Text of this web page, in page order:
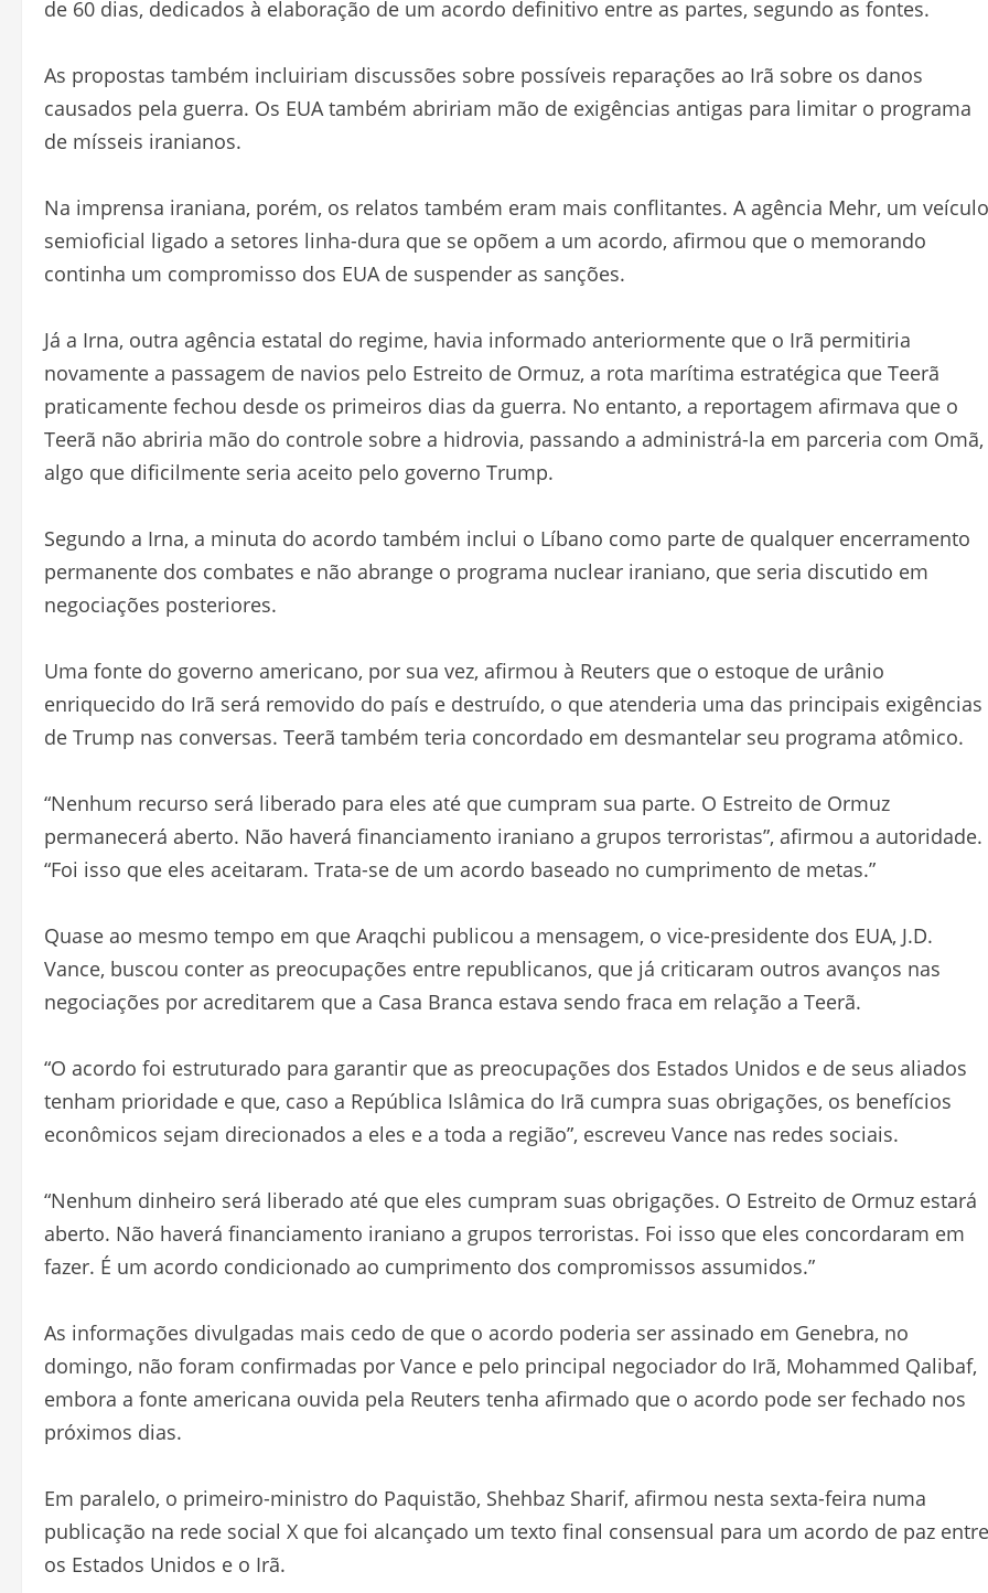
de 60 dias, dedicados à elaboração de um acordo definitivo entre as partes, segundo as fontes.
As propostas também incluiriam discussões sobre possíveis reparações ao Irã sobre os danos
causados pela guerra. Os EUA também abririam mão de exigências antigas para limitar o programa
de mísseis iranianos.
Na imprensa iraniana, porém, os relatos também eram mais conflitantes. A agência Mehr, um veículo
semioficial ligado a setores linha-dura que se opõem a um acordo, afirmou que o memorando
continha um compromisso dos EUA de suspender as sanções.
Já a Irna, outra agência estatal do regime, havia informado anteriormente que o Irã permitiria
novamente a passagem de navios pelo Estreito de Ormuz, a rota marítima estratégica que Teerã
praticamente fechou desde os primeiros dias da guerra. No entanto, a reportagem afirmava que o
Teerã não abriria mão do controle sobre a hidrovia, passando a administrá-la em parceria com Omã,
algo que dificilmente seria aceito pelo governo Trump.
Segundo a Irna, a minuta do acordo também inclui o Líbano como parte de qualquer encerramento
permanente dos combates e não abrange o programa nuclear iraniano, que seria discutido em
negociações posteriores.
Uma fonte do governo americano, por sua vez, afirmou à Reuters que o estoque de urânio
enriquecido do Irã será removido do país e destruído, o que atenderia uma das principais exigências
de Trump nas conversas. Teerã também teria concordado em desmantelar seu programa atômico.
“Nenhum recurso será liberado para eles até que cumpram sua parte. O Estreito de Ormuz
permanecerá aberto. Não haverá financiamento iraniano a grupos terroristas”, afirmou a autoridade.
“Foi isso que eles aceitaram. Trata-se de um acordo baseado no cumprimento de metas.”
Quase ao mesmo tempo em que Araqchi publicou a mensagem, o vice-presidente dos EUA, J.D.
Vance, buscou conter as preocupações entre republicanos, que já criticaram outros avanços nas
negociações por acreditarem que a Casa Branca estava sendo fraca em relação a Teerã.
“O acordo foi estruturado para garantir que as preocupações dos Estados Unidos e de seus aliados
tenham prioridade e que, caso a República Islâmica do Irã cumpra suas obrigações, os benefícios
econômicos sejam direcionados a eles e a toda a região”, escreveu Vance nas redes sociais.
“Nenhum dinheiro será liberado até que eles cumpram suas obrigações. O Estreito de Ormuz estará
aberto. Não haverá financiamento iraniano a grupos terroristas. Foi isso que eles concordaram em
fazer. É um acordo condicionado ao cumprimento dos compromissos assumidos.”
As informações divulgadas mais cedo de que o acordo poderia ser assinado em Genebra, no
domingo, não foram confirmadas por Vance e pelo principal negociador do Irã, Mohammed Qalibaf,
embora a fonte americana ouvida pela Reuters tenha afirmado que o acordo pode ser fechado nos
próximos dias.
Em paralelo, o primeiro-ministro do Paquistão, Shehbaz Sharif, afirmou nesta sexta-feira numa
publicação na rede social X que foi alcançado um texto final consensual para um acordo de paz entre
os Estados Unidos e o Irã.